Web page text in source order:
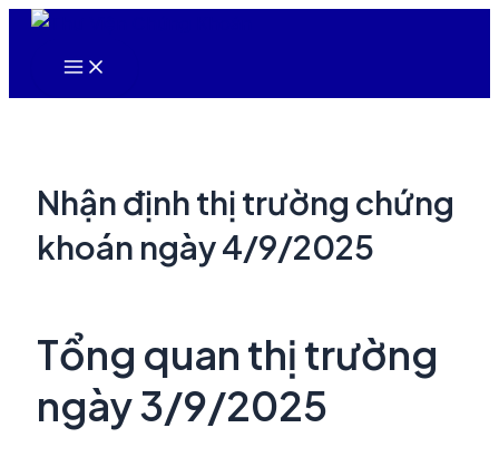
Nhảy
Main
Nhận định thị trường chứng
khoán ngày 4/9/2025
Tổng quan thị trường
ngày 3/9/2025